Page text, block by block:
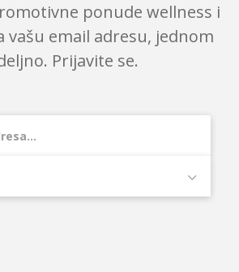
ponude wellness i
vašu email adresu, jednom
Prijavite se.